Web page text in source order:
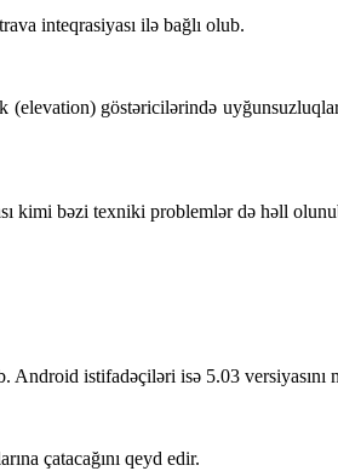
inteqrasiyası ilə bağlı olub.
göstəricilərində
kimi bəzi texniki problemlər də həll
istifadəçiləri isə 5.03 versiyasını
çatacağını qeyd edir.